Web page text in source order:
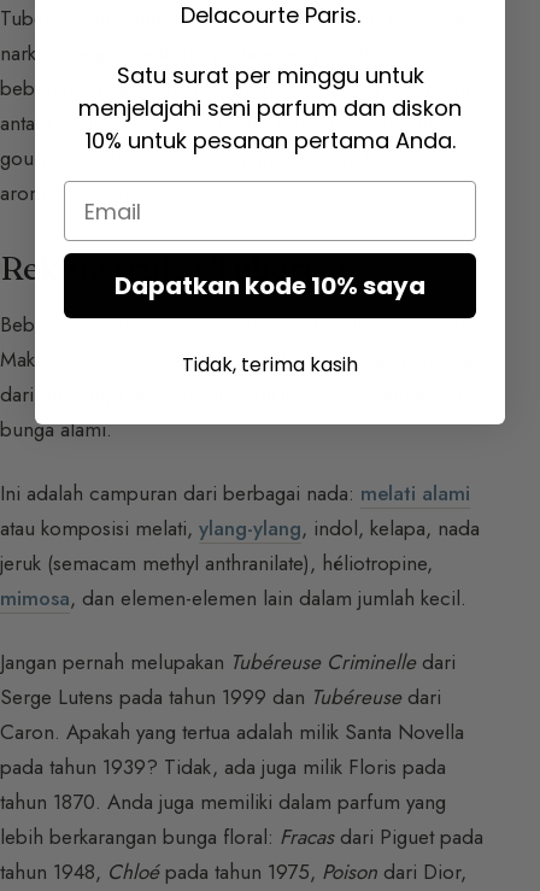
Tuberose ini, yang berasal dari India, memiliki aroma
narkotik, agak medisinal pada awalnya, tetapi setelah
beberapa detik, ia menawarkan aroma yang luar biasa
antara nektar bermadu, eksotis, beracun, manisan,
gourmand, dan erotis. Ia sungguh-sungguh memiliki
aroma yang unik.
Rekonstruksi Tuberose
Beberapa merek tidak mampu membeli tuberose alami.
Maka, rekonstruksi selalu dapat dilakukan, yang terlepas
dari bunganya, akan selalu sedikit berbeda dari aroma
bunga alami.
Ini adalah campuran dari berbagai nada: melati alami
atau komposisi melati, ylang-ylang, indol, kelapa, nada
jeruk (semacam methyl anthranilate), héliotropine,
mimosa, dan elemen-elemen lain dalam jumlah kecil.
Jangan pernah melupakan Tubéreuse Criminelledari
Serge Lutens pada tahun 1999 dan Tubéreusedari
Caron. Apakah yang tertua adalah milik Santa Novella
pada tahun 1939? Tidak, ada juga milik Floris pada
tahun 1870. Anda juga memiliki dalam parfum yang
lebih berkarangan bunga floral: Fracasdari Piguet pada
tahun 1948, Chloépada tahun 1975, Poison dari Dior,
Delacourte Paris.
Satu surat per minggu untuk
menjelajahi seni parfum dan diskon
10% untuk pesanan pertama Anda.
Email
Dapatkan kode 10% saya
Tidak, terima kasih